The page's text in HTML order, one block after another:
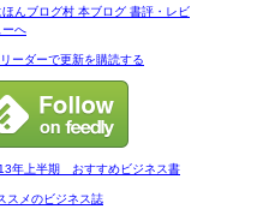
ーダーで更新を購読する
年上半期 おすすめビジネス書
スメのビジネス誌